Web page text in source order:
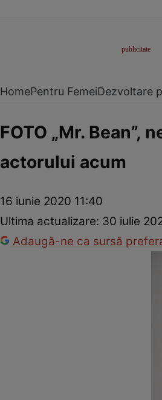
HomePentru FemeiDezvoltare
FOTO „Mr.
actorului acum
16 iunie 2020 11:40
Ultima actualizare: 30 iulie
Adaugă-ne ca sursă